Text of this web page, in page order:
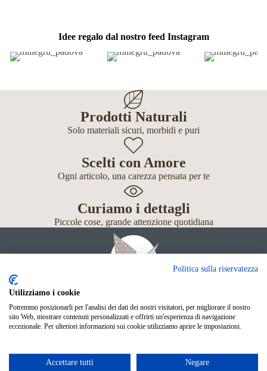
Idee regalo dal nostro feed Instagram
Prodotti Naturali
Solo materiali sicuri, morbidi e puri
Scelti con Amore
Ogni articolo, una carezza pensata per te
Curiamo i dettagli
Piccole cose, grande attenzione quotidiana
Giochi
Neonato
Shop Online
© Mille Gru di Sofia Calore. P.IVA 05033240283
Politica sulla riservatezza
Utilizziamo i cookie
Potremmo posizionarli per l'analisi dei dati dei nostri visitatori, per migliorare il nostro
sito Web, mostrare contenuti personalizzati e offrirti un'esperienza di navigazione
eccezionale. Per ulteriori informazioni sui cookie utilizziamo aprire le impostazioni.
Accettare tutti Negare